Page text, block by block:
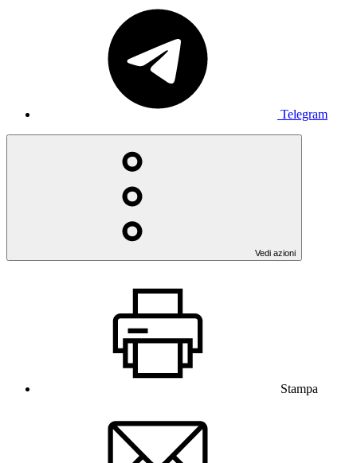
Telegram
Vedi azioni
Stampa